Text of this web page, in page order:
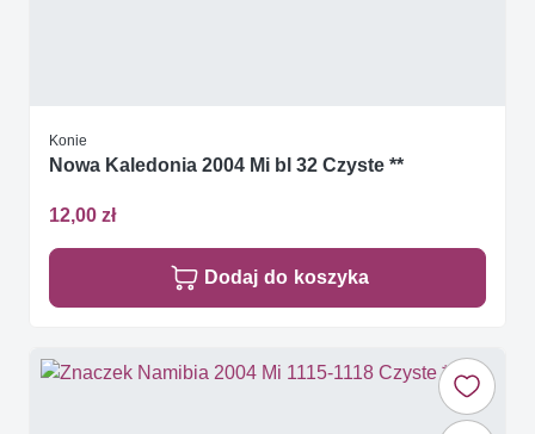
Konie
Nowa Kaledonia 2004 Mi bl 32 Czyste **
12,00 zł
Dodaj do koszyka